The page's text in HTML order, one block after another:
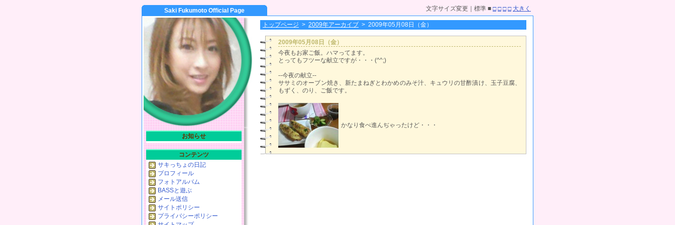
Saki Fukumoto Official Page 文字サイズ変更｜標準 ■ □ □ □ □ 大きく
トップページ > 2009年アーカイブ > 2009年05月08日（金）
2009年05月08日（金）
今夜もお家ご飯。ハマってます。
とってもフツーな献立ですが・・・(^^;)
--今夜の献立--
ササミのオーブン焼き、新たまねぎとわかめのみそ汁、キュウリの甘酢漬け、玉子豆腐、
もずく、のり、ご飯です。
かなり食べ進んぢゃったけど・・・
お知らせ
コンテンツ
サキっちょの日記
プロフィール
フォトアルバム
BASSと遊ぶ
メール送信
サイトポリシー
プライバシーポリシー